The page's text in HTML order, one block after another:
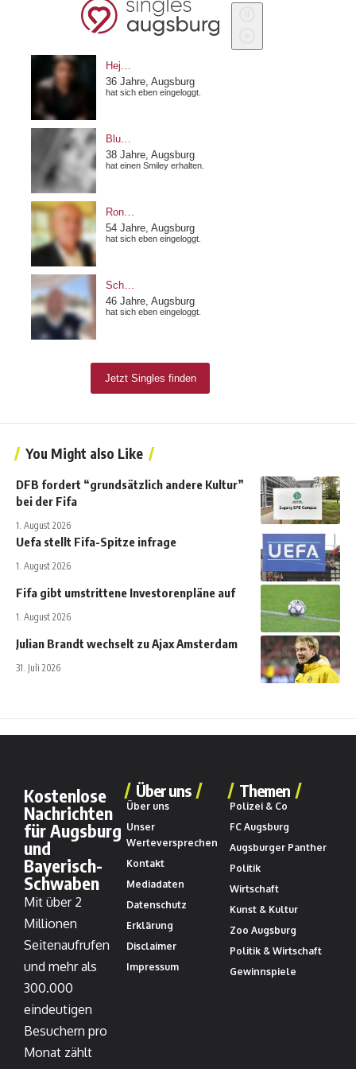
You Might also Like
DFB fordert “grundsätzlich andere Kultur”
bei der Fifa
1. August 2026
Uefa stellt Fifa-Spitze infrage
1. August 2026
Fifa gibt umstrittene Investorenpläne auf
1. August 2026
Julian Brandt wechselt zu Ajax Amsterdam
31. Juli 2026
Kostenlose
Nachrichten
für Augsburg
und
Bayerisch-
Schwaben
Mit über 2
Millionen
Seitenaufrufen
und mehr als
300.000
eindeutigen
Besuchern pro
Monat zählt
Über uns
Über uns
Unser
Werteversprechen
Kontakt
Mediadaten
Datenschutz
Erklärung
Disclaimer
Impressum
Themen
Polizei & Co
FC Augsburg
Augsburger Panther
Politik
Wirtschaft
Kunst & Kultur
Zoo Augsburg
Politik & Wirtschaft
Gewinnspiele